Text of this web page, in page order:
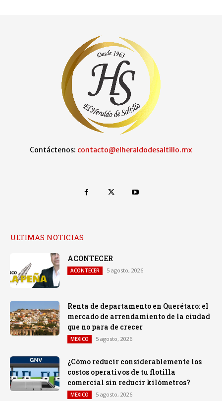
Contáctenos: contacto@elheraldodesaltillo.mx
ULTIMAS NOTICIAS
ACONTECER
ACONTECER 5 agosto, 2026
Renta de departamento en Querétaro: el
mercado de arrendamiento de la ciudad
que no para de crecer
MEXICO 5 agosto, 2026
¿Cómo reducir considerablemente los
costos operativos de tu flotilla
comercial sin reducir kilómetros?
MEXICO 5 agosto, 2026